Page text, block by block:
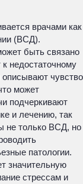
врачами как
(ВСД).
быть связано
недостаточному
описывают чувство
может
подчеркивают
и лечению, так
не только ВСД, но
патологии.
значительную
стрессам и